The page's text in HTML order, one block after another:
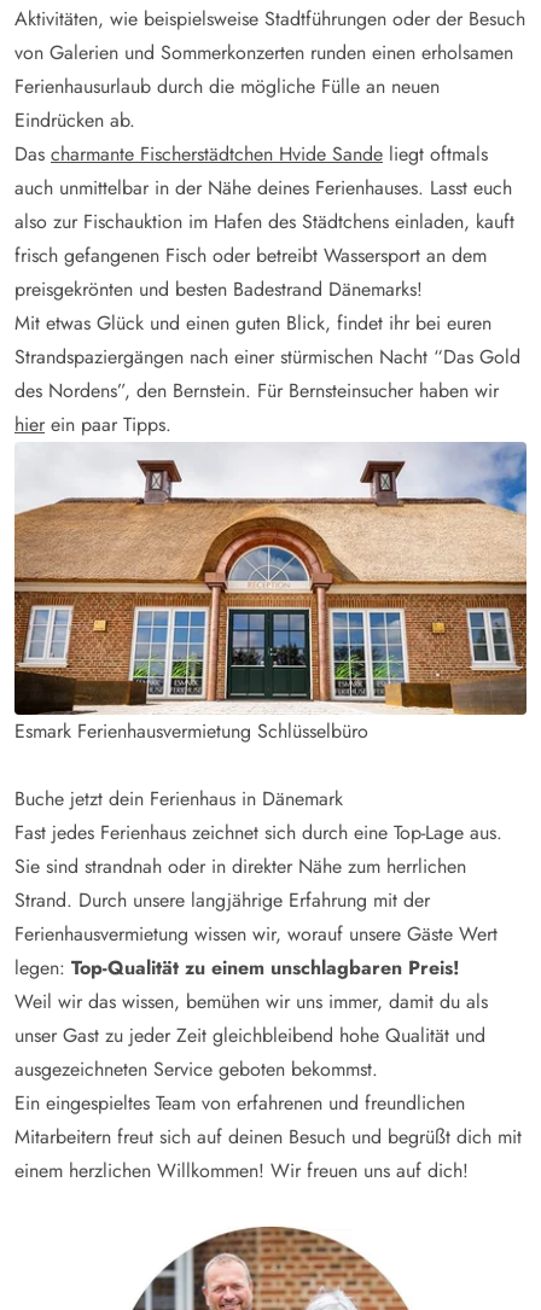
Aktivitäten, wie beispielsweise Stadtführungen oder der Besuch
von Galerien und Sommerkonzerten runden einen erholsamen
Ferienhausurlaub durch die mögliche Fülle an neuen
Eindrücken ab.
Das charmante Fischerstädtchen Hvide Sande liegt oftmals
auch unmittelbar in der Nähe deines Ferienhauses. Lasst euch
also zur Fischauktion im Hafen des Städtchens einladen, kauft
frisch gefangenen Fisch oder betreibt Wassersport an dem
preisgekrönten und besten Badestrand Dänemarks!
Mit etwas Glück und einen guten Blick, findet ihr bei euren
Strandspaziergängen nach einer stürmischen Nacht “Das Gold
des Nordens”, den Bernstein. Für Bernsteinsucher haben wir
hier ein paar Tipps.
Esmark Ferienhausvermietung Schlüsselbüro
Buche jetzt dein Ferienhaus in Dänemark
Fast jedes Ferienhaus zeichnet sich durch eine Top-Lage aus.
Sie sind strandnah oder in direkter Nähe zum herrlichen
Strand. Durch unsere langjährige Erfahrung mit der
Ferienhausvermietung wissen wir, worauf unsere Gäste Wert
legen: Top-Qualität zu einem unschlagbaren Preis!
Weil wir das wissen, bemühen wir uns immer, damit du als
unser Gast zu jeder Zeit gleichbleibend hohe Qualität und
ausgezeichneten Service geboten bekommst.
Ein eingespieltes Team von erfahrenen und freundlichen
Mitarbeitern freut sich auf deinen Besuch und begrüßt dich mit
einem herzlichen Willkommen! Wir freuen uns auf dich!